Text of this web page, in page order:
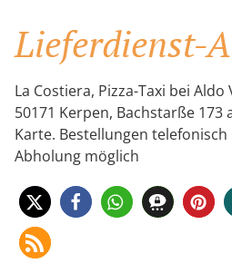
Lieferdienst-
La Costiera, Pizza-Taxi bei
50171 Kerpen, Bachstarße 173
Karte. Bestellungen telefonisch
Abholung möglich